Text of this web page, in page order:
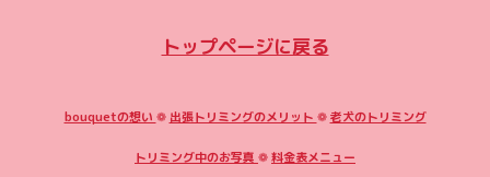
トップページに戻る
bouquetの想い ❁ 出張トリミングのメリット ❁老犬のトリミング
トリミング中のお写真 ❁料金表メニュー